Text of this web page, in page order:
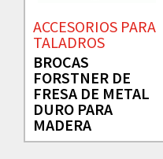
ACCESORIOS PARA
TALADROS
BROCAS
FORSTNER DE
FRESA DE METAL
DURO PARA
MADERA